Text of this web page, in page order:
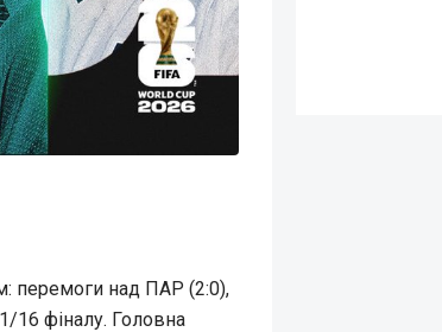
перемоги над ПАР (2:0),
16 фіналу. Головна